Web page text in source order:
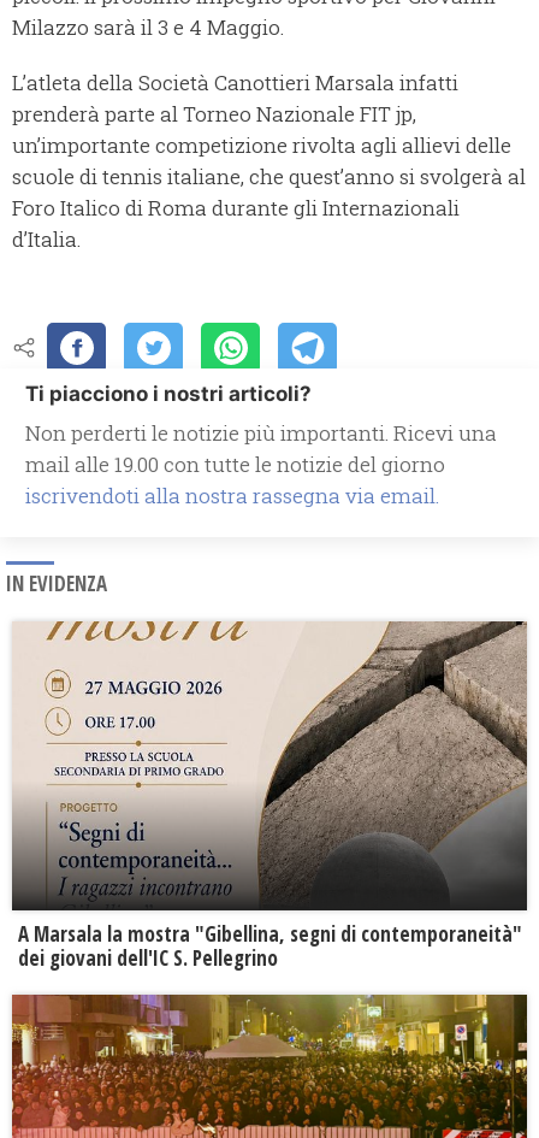
Milazzo sarà il 3 e 4 Maggio.
L’atleta della Società Canottieri Marsala infatti
prenderà parte al Torneo Nazionale FIT jp,
un’importante competizione rivolta agli allievi delle
scuole di tennis italiane, che quest’anno si svolgerà al
Foro Italico di Roma durante gli Internazionali
d’Italia.
Ti piacciono i nostri articoli?
Non perderti le notizie più importanti. Ricevi una
mail alle 19.00 con tutte le notizie del giorno
iscrivendoti alla nostra rassegna via email.
IN EVIDENZA
A Marsala la mostra "Gibellina, segni di contemporaneità"
dei giovani dell'IC S. Pellegrino